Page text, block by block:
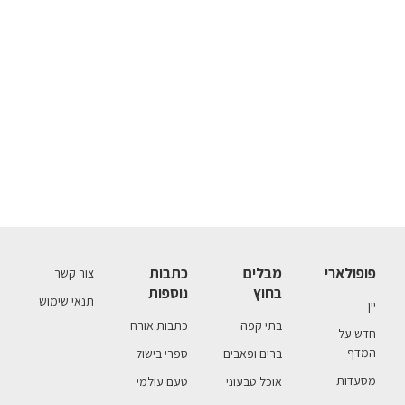
פופולארי
יין
חדש על
המדף
מסעדות
מבלים
בחוץ
בתי קפה
ברים ופאבים
אוכל טבעוני
כתבות
נוספות
כתבות אורח
ספרי בישול
טעם עולמי
צור קשר
תנאי שימוש